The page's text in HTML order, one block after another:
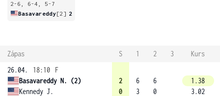
2-6, 6-4, 5-7
Basavareddy[2] 2
Zápas S 1 2 3
Kurs
26.04.
18:10
F
Basavareddy N. (2)
Kennedy J.
2
0
6
3
6
0
1.38
3.02